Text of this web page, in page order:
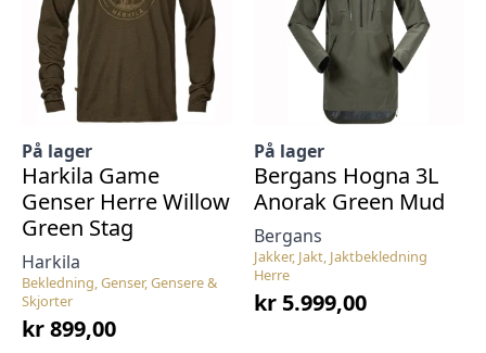
velges
på
produktsiden
velges
produktsiden
Bekledning, Genser, Gensere &
Skjorter
Harkila
På lager
Harkila Game
Genser Herre Willow
Green Stag
kr899,00
Jakker, Jakt, Jaktbekledning
Herre
Bergans
På lager
Bergans Hogna 3L
Anorak Green Mud
kr 5.999,00